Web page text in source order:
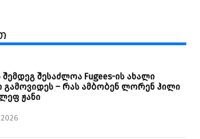
შემდეგ შესაძლოა Fugees-ის ახალი
გამოვიდეს – რას ამბობენ ლორენ ჰილი
ჟანი